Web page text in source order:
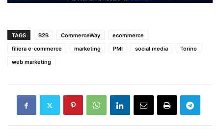
TAGS B2B CommerceWay
ecommerce
filiera e-commerce
marketing PMI social media
Torino
web marketing